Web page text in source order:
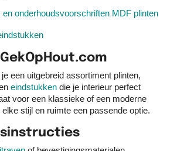
en onderhoudsvoorschriften MDF plinten
een uitgebreid assortiment plinten,
eindstukken die je interieur perfect
voor een klassieke of een moderne
stijl en ruimte een passende optie.